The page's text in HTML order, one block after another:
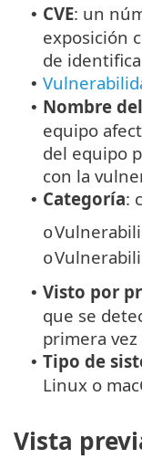
• CVE: un
exposición
de
•
• Nombre
equipo
del equipo
con la
• Categoría:
o
o
• Visto por
que se
primera
• Tipo de
Linux o
Vista